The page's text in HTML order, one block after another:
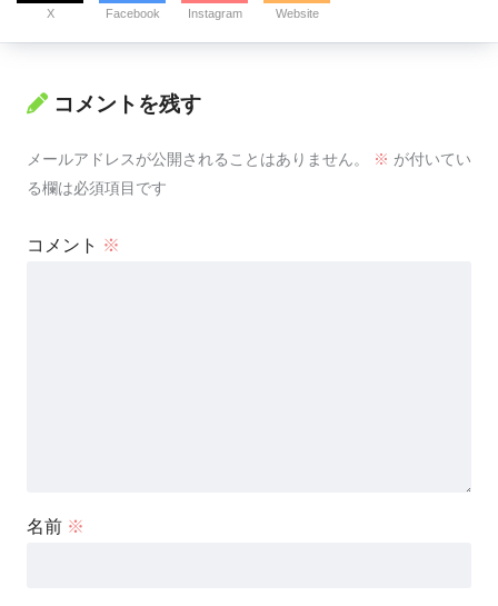
X Facebook Instagram Website
コメントを残す
メールアドレスが公開されることはありません。 ※ が付いてい
る欄は必須項目です
コメント ※
名前 ※